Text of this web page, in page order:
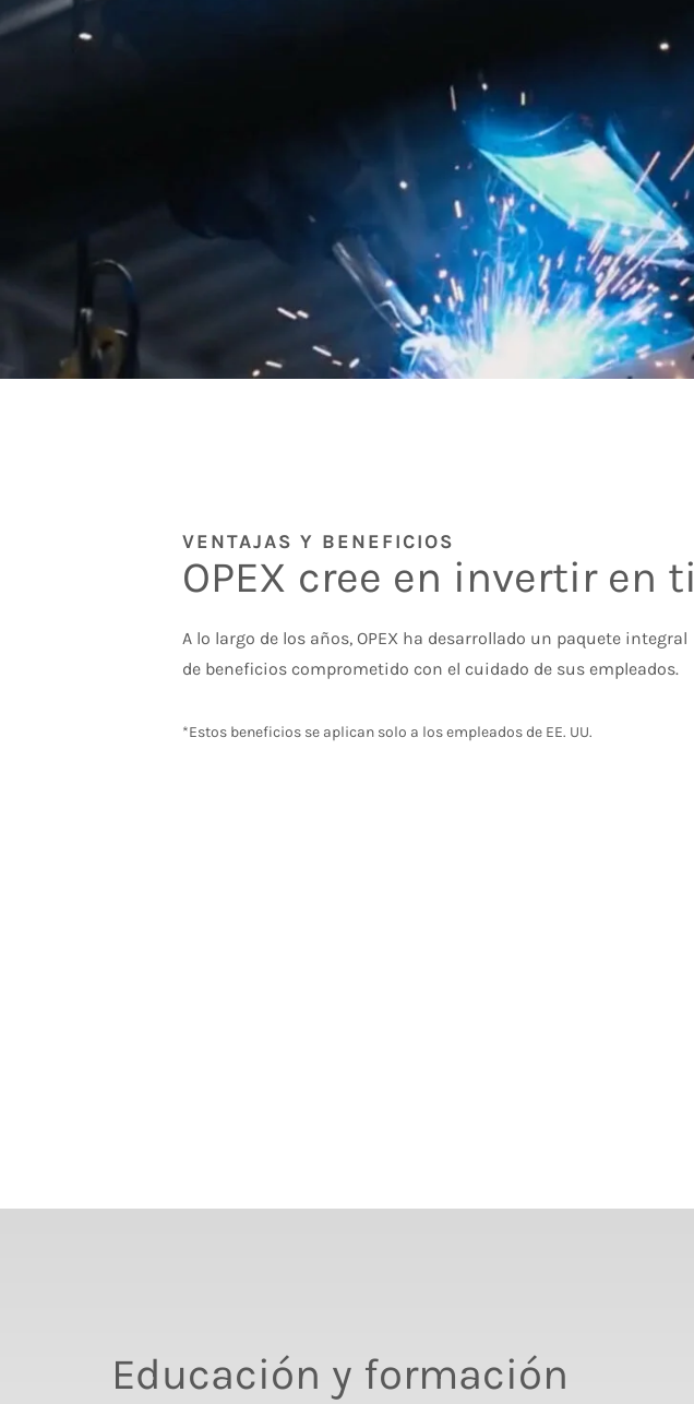
VENTAJAS Y BENEFICIOS
OPEX cree en invertir en ti
A lo largo de los años, OPEX ha desarrollado un paquete integral
de beneficios comprometido con el cuidado de sus empleados.
*Estos beneficios se aplican solo a los empleados de EE. UU.
Educación y formación